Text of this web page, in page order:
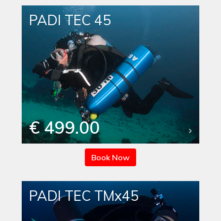
PADI TEC 45
€ 499.00
Book Now
PADI TEC TMx45